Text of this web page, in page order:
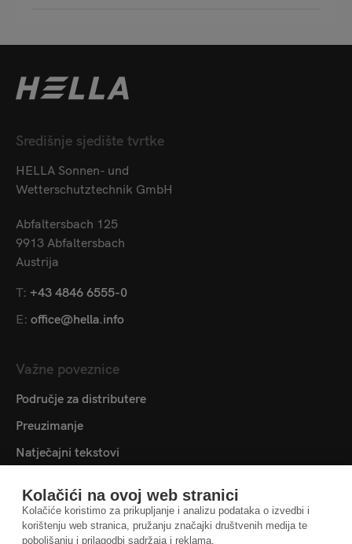
Kolačići na ovoj web stranici
Kolačiće koristimo za prikupljanje i analizu podataka o izvedbi i
korištenju web stranica, pružanju značajki društvenih medija te
poboljšanju i prilagodbi sadržaja i reklama.
Središnje sjedište tvrtke
HELLA Sonnen- und
Wetterschutztechnik GmbH
Abfaltersbach 125
9913 Abfaltersbach
Austrija
T: +43 4846 6555-0
E: office@hella.info
Važne poveznice
Područje za distributere
Preuzimanje
Natječajni tekstovi
Kontaktirajte nas
Postavke kolačića